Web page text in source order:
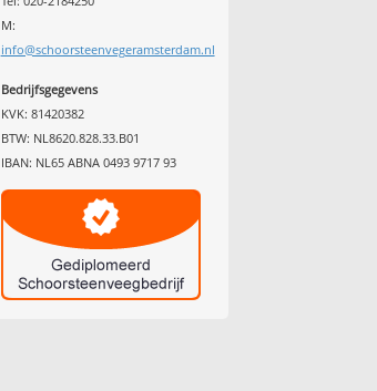
M:
info@schoorsteenvegeramsterdam.nl
Bedrijfsgegevens
KVK: 81420382
BTW: NL8620.828.33.B01
IBAN: NL65 ABNA 0493 9717 93